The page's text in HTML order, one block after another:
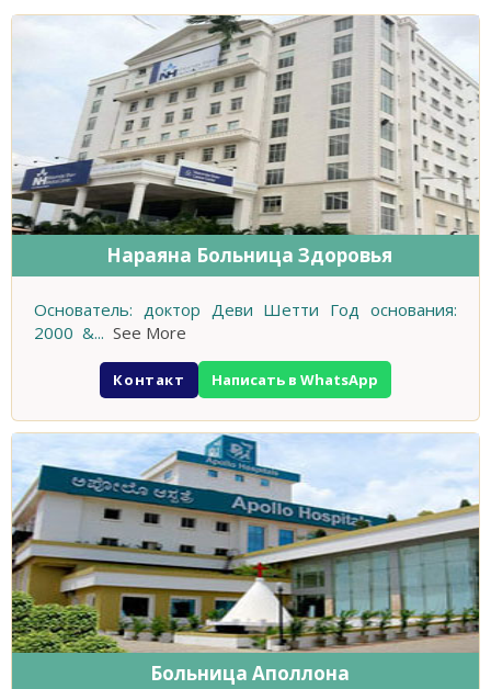
Нараяна Больница Здоровья
Основатель: доктор Деви Шетти Год основания:
2000 &... See More
Контакт Написать в WhatsApp
Больница Аполлона